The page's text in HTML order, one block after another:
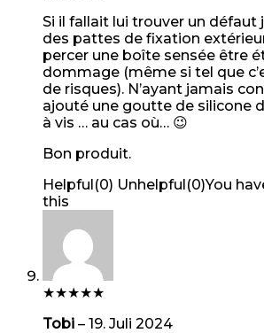
Si il fallait lui trouver un défaut
des pattes de fixation
percer une boîte sensée être
dommage (même si tel que
de risques). N’ayant jamais
ajouté une goutte de silicone
à vis … au cas où… 😉
Bon produit.
Helpful(0) Unhelpful(0)You
this
★★★★★
Tobi – 19. Juli 2024